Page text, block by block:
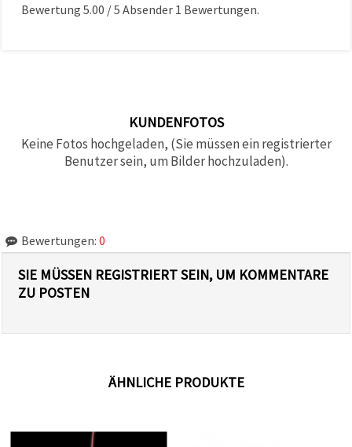
Bewertung 5.00 /5 Absender 1 Bewertungen.
KUNDENFOTOS
Keine Fotos hochgeladen, (Sie müssen ein registrierter
Benutzer sein, um Bilder hochzuladen).
Bewertungen: 0
SIE MÜSSEN REGISTRIERT SEIN, UM KOMMENTARE
ZU POSTEN
ÄHNLICHE PRODUKTE